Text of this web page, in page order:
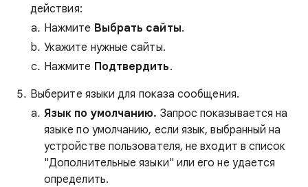
действия:
Нажмите Выбрать сайты.
Укажите нужные сайты.
Нажмите Подтвердить.
Выберите языки для показа сообщения.
Язык по умолчанию. Запрос показывается на
языке по умолчанию, если язык, выбранный на
устройстве пользователя, не входит в список
"Дополнительные языки" или его не удается
определить.